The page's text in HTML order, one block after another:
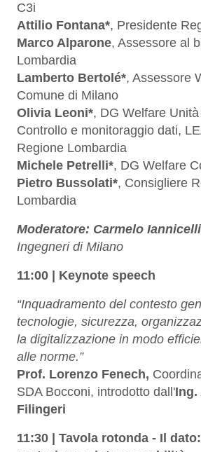
C3i
Attilio Fontana*, Presidente
Marco Alparone, Assessore al
Lombardia
Lamberto Bertolé*, Assessore
Comune di Milano
Olivia Leoni*, DG Welfare
Controllo e monitoraggio dati,
Regione Lombardia
Michele Petrelli*, DG Welfare
Pietro Bussolati*, Consigliere
Lombardia
Moderatore: Carmelo Iannicelli
Ingegneri di Milano
11:00 | Keynote speech
“Inquadramento del contesto
tecnologie, sicurezza,
la digitalizzazione in modo
alle norme.”
Prof. Lorenzo Fenech,
SDA Bocconi, introdotto dall'Ing.
Filingeri
11:30 | Tavola rotonda - Il